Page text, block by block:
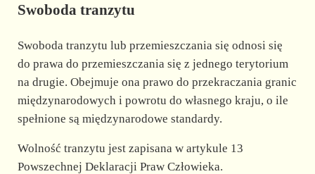
Swoboda tranzytu
Swoboda tranzytu lub przemieszczania się odnosi się
do prawa do przemieszczania się z jednego terytorium
na drugie. Obejmuje ona prawo do przekraczania granic
międzynarodowych i powrotu do własnego kraju, o ile
spełnione są międzynarodowe standardy.
Wolność tranzytu jest zapisana w artykule 13
Powszechnej Deklaracji Praw Człowieka.